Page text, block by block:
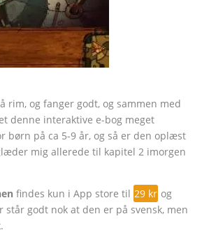
rim, og fanger godt, og sammen med
denne interaktive e-bog meget
børn på ca 5-9 år, og så er den oplæst
mig allerede til kapitel 2 imorgen
findes kun i App store til 29 kr og
står godt nok at den er på svensk, men